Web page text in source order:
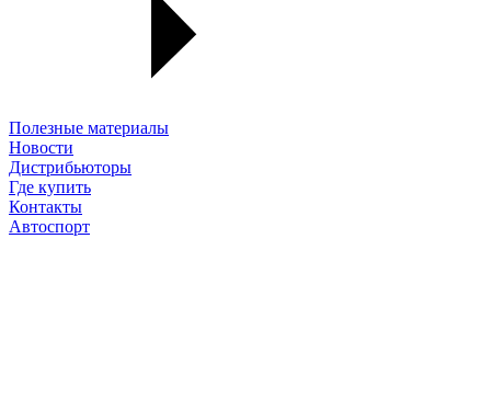
Полезные материалы
Новости
Дистрибьюторы
Где купить
Контакты
Автоспорт